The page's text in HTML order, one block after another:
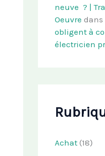
neuve ? |
Oeuvre dans
obligent à
électricien
Achat (18)